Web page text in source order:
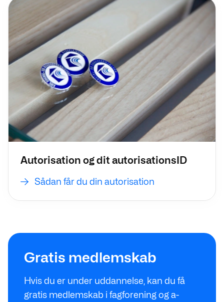
Autorisation og dit autorisationsID
Sådan får du din autorisation
Sådan får du din autorisation
Gratis medlemskab
Hvis du er under uddannelse, kan du få
gratis medlemskab i fagforening og a-
Bliv medlem som studerende